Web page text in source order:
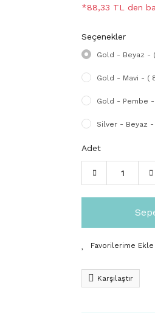
*88,33 TL den
Seçenekler
Gold - Beyaz - (
Gold - Mavi - (
Gold - Pembe -
Silver - Beyaz -
Adet
Karşılaştır